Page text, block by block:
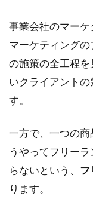
事業会社のマー
マーケティング
の施策の全工程
いクライアント
す。
一方で、一つの
うやってフリー
らないという、 フ
ります。